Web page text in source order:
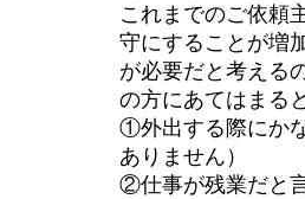
これまでのご依頼
守にすることが増
が必要だと考える
の方にあてはまる
①外出する際にか
ありません）
②仕事が残業だと